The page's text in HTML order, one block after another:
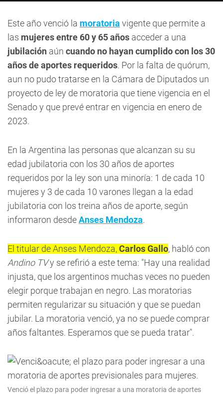
Este año venció la moratoria vigente que permite a
las mujeres entre 60 y 65 años acceder a una
jubilación aún cuando no hayan cumplido con los 30
años de aportes requeridos. Por la falta de quórum,
aun no pudo tratarse en la Cámara de Diputados un
proyecto de ley de moratoria que tiene vigencia en el
Senado y que prevé entrar en vigencia en enero de
2023.
En la Argentina las personas que alcanzan su su
edad jubilatoria con los 30 años de aportes
requeridos por la ley son una minoría: 1 de cada 10
mujeres y 3 de cada 10 varones llegan a la edad
jubilatoria con los treina años de aporte, según
informaron desdeAnses Mendoza.
El titular de Anses Mendoza,Carlos Gallo, habló con
Andino TVy se refirió a este tema: "Hay una realidad
injusta, que los argentinos muchas veces no pueden
elegir porque trabajan en negro. Las moratorias
permiten regularizar su situación y que se puedan
jubilar. La moratoria venció, ya no se puede comprar
años faltantes. Esperamos que se pueda tratar".
Venció el plazo para poder ingresar a una moratoria de aportes